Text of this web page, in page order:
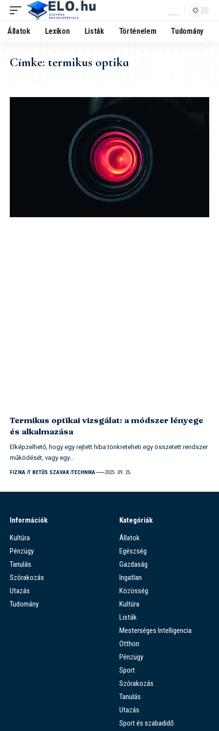
Állatok Lexikon Listák Történelem Tudomány
Címke:termikus optika
Termikus optikai vizsgálat: a módszer lényege
és alkalmazása
Elképzelhető, hogy egy rejtett hiba tönkreteheti egy összetett rendszer
működését, vagy egy…
FIZIKA T BETŰS SZAVAK TECHNIKA 2025. 09. 25.
Információk
Kultúra
Pénzügy
Tanulás
Szórakozás
Utazás
Tudomány
Kategóriák
Állatok
Egészség
Gazdaság
Ingatlan
Közösség
Kultúra
Listák
Mesterséges Intelligencia
Otthon
Pénzügy
Sport
Szórakozás
Tanulás
Utazás
Sport és szabadidő